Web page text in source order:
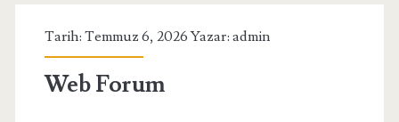
Tarih: Temmuz 6, 2026 Yazar: admin
Web Forum